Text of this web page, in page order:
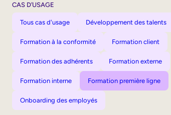
CAS D’USAGE
Tous cas d'usage Développement des talents
Formation à la conformité Formation client
Formation des adhérents Formation externe
Formation interne Formation première ligne
Onboarding des employés